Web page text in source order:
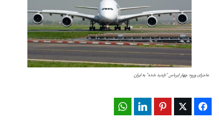
ماجرای ورود چهار ایرباس "ناپدید شده" بە ایران
Facebook
Twitter
Pinterest
LinkedIn